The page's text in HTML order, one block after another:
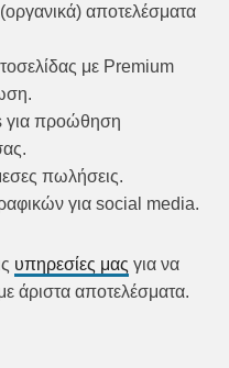
αποτελέσματα
με Premium
για προώθηση
πωλήσεις.
για social media.
υπηρεσίες μας για να
άριστα αποτελέσματα.